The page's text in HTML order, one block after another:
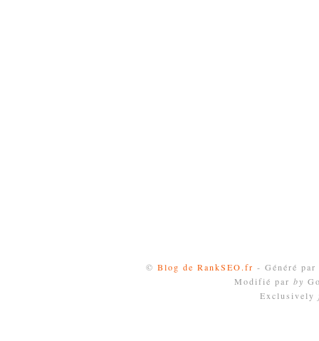
© Blog de RankSEO.fr - Généré par
Modifié par by
Exclusively